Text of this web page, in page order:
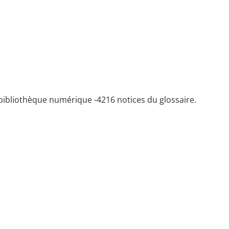
numérique -4216 notices du glossaire.